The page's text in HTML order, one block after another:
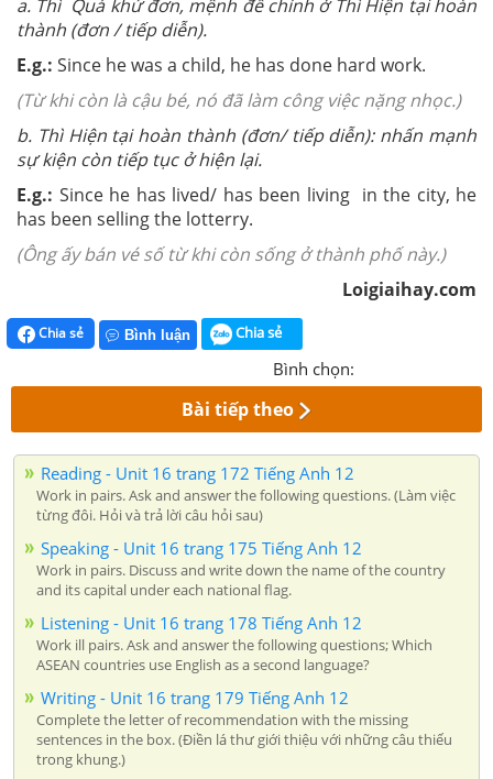
a. Thì Quá khứ đơn, mệnh đề chính ở Thì Hiện tại hoàn
thành (đơn / tiếp diễn).
E.g.: Since he was a child, he has done hard work.
(Từ khi còn là cậu bé, nó đã làm công việc nặng nhọc.)
b. Thì Hiện tại hoàn thành (đơn/ tiếp diễn): nhấn mạnh
sự kiện còn tiếp tục ở hiện lại.
E.g.: Since he has lived/ has been living in the city, he
has been selling the lotterry.
(Ông ấy bán vé số từ khi còn sống ở thành phố này.)
Loigiaihay.com
Chia sẻ Bình luận Chia sẻ
Bình chọn:
Bài tiếp theo
Reading - Unit 16 trang 172 Tiếng Anh 12
Work in pairs. Ask and answer the following questions. (Làm việc
từng đôi. Hỏi và trả lời câu hỏi sau)
Speaking - Unit 16 trang 175 Tiếng Anh 12
Work in pairs. Discuss and write down the name of the country
and its capital under each national flag.
Listening - Unit 16 trang 178 Tiếng Anh 12
Work ill pairs. Ask and answer the following questions; Which
ASEAN countries use English as a second language?
Writing - Unit 16 trang 179 Tiếng Anh 12
Complete the letter of recommendation with the missing
sentences in the box. (Điền lá thư giới thiệu với những câu thiếu
trong khung.)